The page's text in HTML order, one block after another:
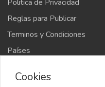
Politica de Privacidad
Reglas para Publicar
Terminos y Condiciones
Países
Cookies